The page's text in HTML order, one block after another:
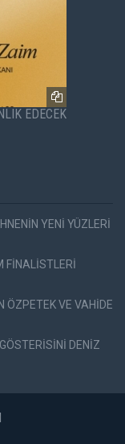
EDECEK
YENİ YÜZLERİ
FİNALİSTLERİ
ÖZPETEK VE VAHİDE
DENİZ